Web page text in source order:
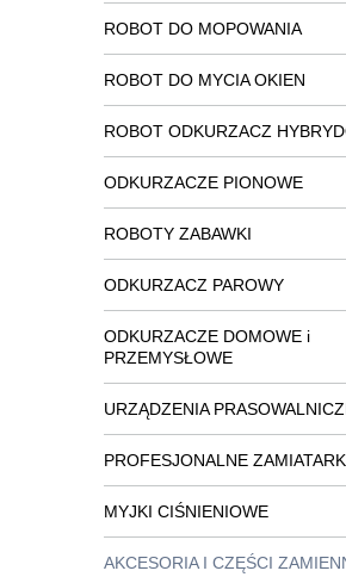
ROBOT DO MOPOWANIA
ROBOT DO MYCIA OKIEN
ROBOT ODKURZACZ
ODKURZACZE PIONOWE
ROBOTY ZABAWKI
ODKURZACZ PAROWY
ODKURZACZE DOMOWE i
PRZEMYSŁOWE
URZĄDZENIA
PROFESJONALNE
MYJKI CIŚNIENIOWE
AKCESORIA I CZĘŚCI